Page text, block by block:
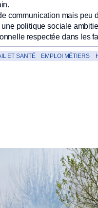
communication mais peu
politique sociale
respectée dans les
ET SANTÉ EMPLOI MÉTIERS